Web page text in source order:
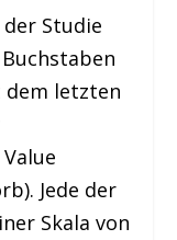
Studie
dem letzten
Jede der
Skala von